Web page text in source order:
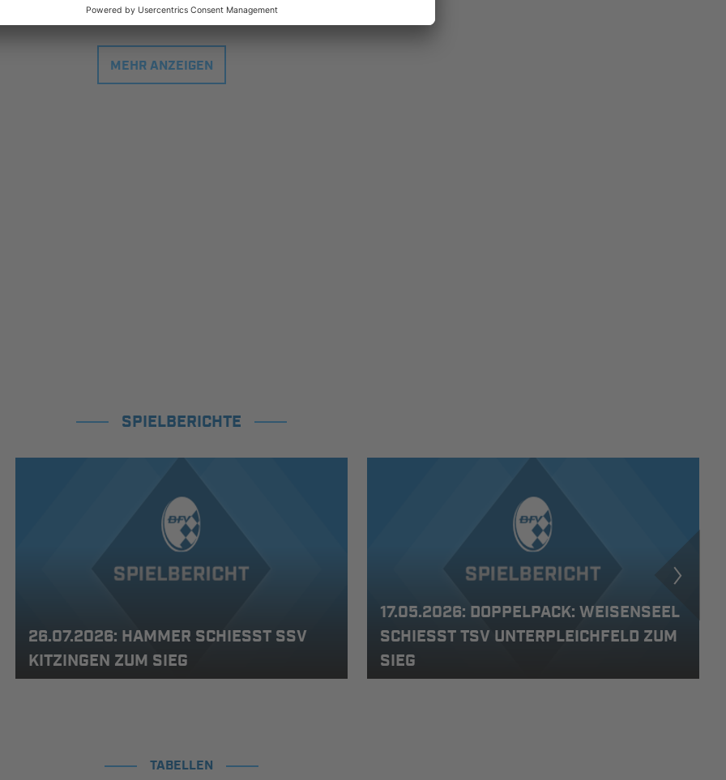
Sportgelände Birkenfeld, Platz 1 | St.-Valentinus-Str. | 97834 Birkenfeld
MEHR ANZEIGEN
SPIELBERICHTE
26.07.2026: HAMMER SCHIESST SSV K
ITZINGEN ZUM SIEG
17.05.2026: DOPPELPACK: WEISENSEEL
SCHIESST TSV UNTERPLEICHFELD ZUM S
IEG
TABELLEN